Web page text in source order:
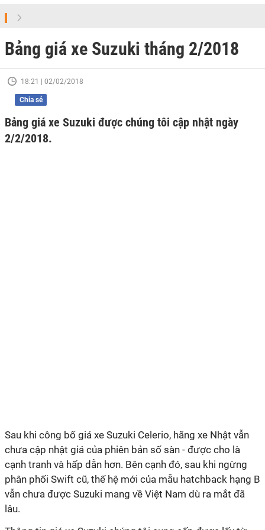
Bảng giá xe Suzuki tháng 2/2018
18:21 | 02/02/2018
Chia sẻ
Bảng giá xe Suzuki được chúng tôi cập nhật ngày
2/2/2018.
Sau khi công bố giá xe Suzuki Celerio, hãng xe Nhật vẫn
chưa cập nhật giá của phiên bản số sàn - được cho là
cạnh tranh và hấp dẫn hơn. Bên cạnh đó, sau khi ngừng
phân phối Swift cũ, thế hệ mới của mẫu hatchback hạng B
vẫn chưa được Suzuki mang về Việt Nam dù ra mắt đã
lâu.